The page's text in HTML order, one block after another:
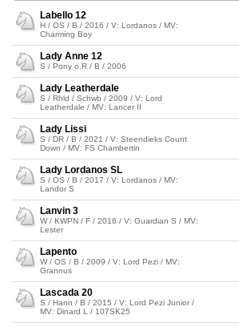
Labello 12
H / OS / B / 2016 / V: Lordanos / MV:
Charming Boy
Lady Anne 12
S / Pony o.R / B / 2006
Lady Leatherdale
S / Rhld / Schwb / 2009 / V: Lord
Leatherdale / MV: Lancer II
Lady Lissi
S / DR / B / 2021 / V: Steendieks Count
Down / MV: FS Chambertin
Lady Lordanos SL
S / OS / B / 2017 / V: Lordanos / MV:
Landor S
Lanvin 3
W / KWPN / F / 2016 / V: Guardian S / MV:
Lester
Lapento
W / OS / B / 2009 / V: Lord Pezi / MV:
Grannus
Lascada 20
S / Hann / B / 2015 / V: Lord Pezi Junior /
MV: Dinard L / 107SK25